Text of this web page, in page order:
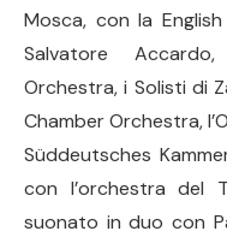
Mosca, con la
Salvatore
Orchestra, i Solisti di
Chamber Orchestra,
Süddeutsches
con l’orchestra del
suonato in duo con